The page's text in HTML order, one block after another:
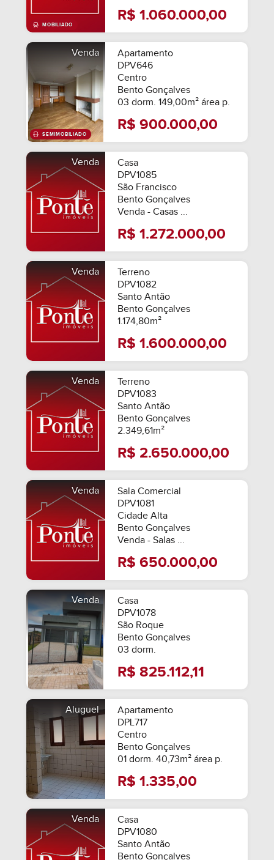
MOBILIADO
R$ 1.060.000,00
Venda
Apartamento
DPV646
Centro
Bento Gonçalves
03 dorm. 149,00m² área p.
R$ 900.000,00
Venda
Casa
DPV1085
São Francisco
Bento Gonçalves
Venda - Casas ...
R$ 1.272.000,00
Venda
Terreno
DPV1082
Santo Antão
Bento Gonçalves
1.174,80m²
R$ 1.600.000,00
Venda
Terreno
DPV1083
Santo Antão
Bento Gonçalves
2.349,61m²
R$ 2.650.000,00
Venda
Sala Comercial
DPV1081
Cidade Alta
Bento Gonçalves
Venda - Salas ...
R$ 650.000,00
Venda
Casa
DPV1078
São Roque
Bento Gonçalves
03 dorm.
R$ 825.112,11
Aluguel
Apartamento
DPL717
Centro
Bento Gonçalves
01 dorm. 40,73m² área p.
R$ 1.335,00
Venda
Casa
DPV1080
Santo Antão
Bento Gonçalves